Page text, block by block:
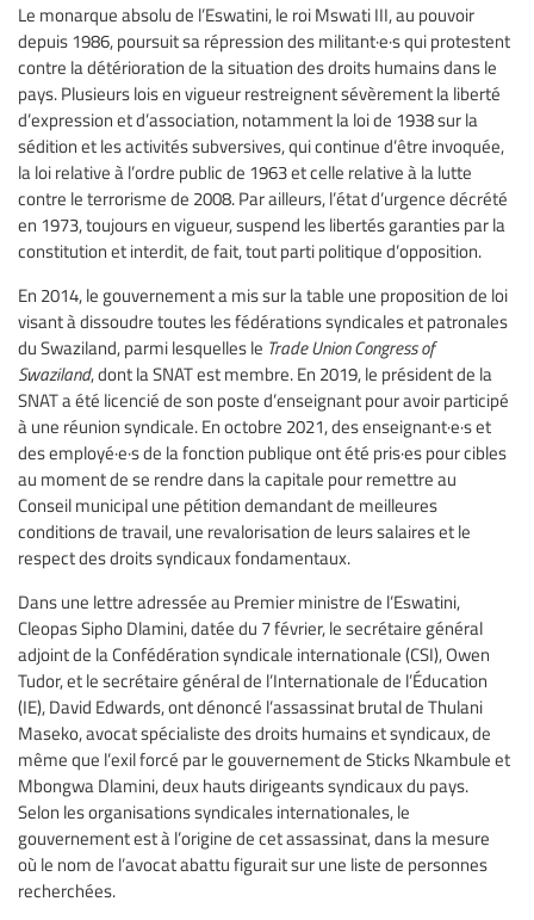
Le monarque absolu de l’Eswatini, le roi Mswati III, au pouvoir
depuis 1986, poursuit sa répression des militant·e·s qui protestent
contre la détérioration de la situation des droits humains dans le
pays. Plusieurs lois en vigueur restreignent sévèrement la liberté
d’expression et d’association, notamment la loi de 1938 sur la
sédition et les activités subversives, qui continue d’être invoquée,
la loi relative à l’ordre public de 1963 et celle relative à la lutte
contre le terrorisme de 2008. Par ailleurs, l’état d’urgence décrété
en 1973, toujours en vigueur, suspend les libertés garanties par la
constitution et interdit, de fait, tout parti politique d’opposition.
En 2014, le gouvernement a mis sur la table une proposition de loi
visant à dissoudre toutes les fédérations syndicales et patronales
du Swaziland, parmi lesquelles le Trade Union Congress of
Swaziland, dont la SNAT est membre. En 2019, le président de la
SNAT a été licencié de son poste d’enseignant pour avoir participé
à une réunion syndicale. En octobre 2021, des enseignant·e·s et
des employé·e·s de la fonction publique ont été pris·es pour cibles
au moment de se rendre dans la capitale pour remettre au
Conseil municipal une pétition demandant de meilleures
conditions de travail, une revalorisation de leurs salaires et le
respect des droits syndicaux fondamentaux.
Dans une lettre adressée au Premier ministre de l’Eswatini,
Cleopas Sipho Dlamini, datée du 7 février, le secrétaire général
adjoint de la Confédération syndicale internationale (CSI), Owen
Tudor, et le secrétaire général de l’Internationale de l’Éducation
(IE), David Edwards, ont dénoncé l’assassinat brutal de Thulani
Maseko, avocat spécialiste des droits humains et syndicaux, de
même que l’exil forcé par le gouvernement de Sticks Nkambule et
Mbongwa Dlamini, deux hauts dirigeants syndicaux du pays.
Selon les organisations syndicales internationales, le
gouvernement est à l’origine de cet assassinat, dans la mesure
où le nom de l’avocat abattu figurait sur une liste de personnes
recherchées.